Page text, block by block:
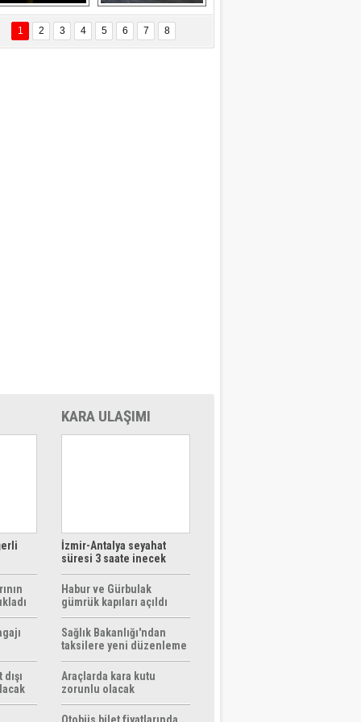
ÖZYANIK
Değişti?
Delta uçağına
yıldırım çarptı
Ford Focus RS
(2015)
1 2 3 4 5 6 7 8
KARA ULAŞIMI
İzmir-Antalya seyahat
süresi 3 saate inecek
Habur ve Gürbulak
gümrük kapıları açıldı
Sağlık Bakanlığı'ndan
taksilere yeni düzenleme
Araçlarda kara kutu
zorunlu olacak